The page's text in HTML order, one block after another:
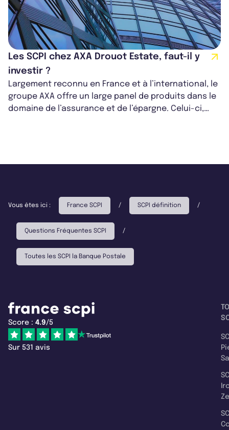
Les SCPI chez AXA Drouot Estate, faut-il y
investir ?
Largement reconnu en France et à l’international, le
groupe AXA offre un large panel de produits dans le
domaine de l’assurance et de l’épargne. Celui-ci,
Vous êtes ici : France SCPI / SCPI définition /
Questions Fréquentes SCPI /
Toutes les SCPI la Banque Postale
Score : 4.9/5
Sur 531 avis